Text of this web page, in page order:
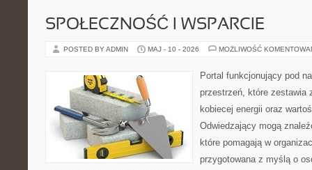
SPOŁECZNOŚĆ I WSPARCIE
POSTED BY ADMIN MAJ - 10 - 2026 MOŻLIWOŚĆ
Portal funkcjonujący pod
przestrzeń, które zestawia
kobiecej energii oraz
Odwiedzający mogą
które pomagają w
przygotowana z myślą o